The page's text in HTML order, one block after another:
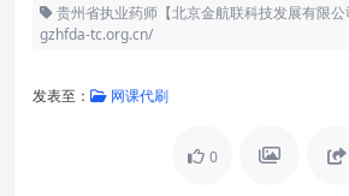
贵州省执业药师【北京金航联科技发展有限
gzhfda-tc.org.cn/
发表至： 网课代刷
0